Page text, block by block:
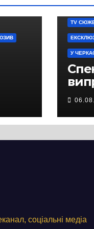
TV
У
соціальні медіа